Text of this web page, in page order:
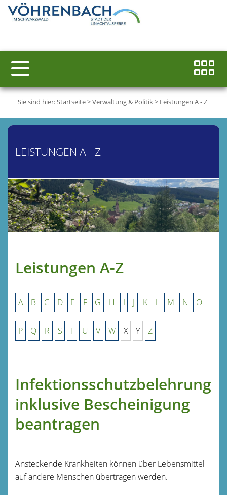
Sie sind hier:Startseite>Verwaltung & Politik> Leistungen A - Z
LEISTUNGEN A - Z
Leistungen A-Z
A B C D E F G H I J K L M N O
P Q R S T U V W X Y Z
Infektionsschutzbelehrung
inklusive Bescheinigung
beantragen
Ansteckende Krankheiten können über Lebensmittel
auf andere Menschen übertragen werden.